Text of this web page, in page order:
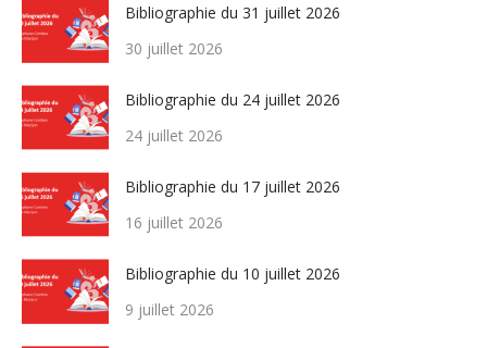
Bibliographie du 31 juillet 2026
30 juillet 2026
Bibliographie du 24 juillet 2026
24 juillet 2026
Bibliographie du 17 juillet 2026
16 juillet 2026
Bibliographie du 10 juillet 2026
9 juillet 2026